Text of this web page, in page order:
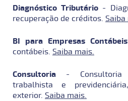
Diagnóstico Tributário-
recuperação de créditos. Saiba
BI para Empresas Contábeis
contábeis. Saiba mais.
Consultoria - Consultoria
trabalhista e
exterior. Saiba mais.